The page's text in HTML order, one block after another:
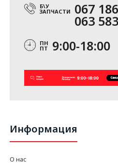
Б\У
ЗАПЧАСТИ 067
063
ПН
ПТ 9:00-18:00
Информация
О нас